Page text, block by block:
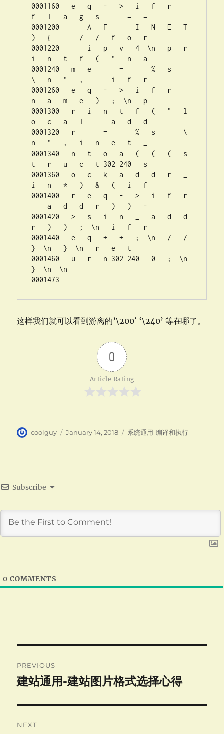
0001160   e   q   -   >   i   f   r   _
f   l   a   g   s       =   =
0001200       A   F   _   I   N   E   T
)   {       /   /   f   o   r
0001220       i   p   v   4  \n   p   r
i   n   t   f   (   "   n   a
0001240   m   e       =       %   s
\   n   "   ,       i   f   r
0001260   e   q   -   >   i   f   r   _
n   a   m   e   )   ;  \n   p
0001300   r   i   n   t   f   (   "   l
o   c   a   l       a   d   d
0001320   r       =       %   s       \
n   "   ,   i   n   e   t   _
0001340   n   t   o   a   (   (   (   s
t   r   u   c   t 302 240   s
0001360   o   c   k   a   d   d   r   _
i   n   *   )   &   (   i   f
0001400   r   e   q   -   >   i   f   r
_   a   d   d   r   )   )   -
0001420   >   s   i   n   _   a   d   d
r   )   )   ;  \n   i   f   r
0001440   e   q   +   +   ;  \n   /   /
}  \n   }  \n   r   e   t
0001460   u   r   n 302 240   0   ;  \n
}  \n  \n
0001473
这样我们就可以看到游离的’\200′ ‘\240’ 等在哪了。
0
Article Rating
Author
coolguy
Posted
January 14, 2018 Categories
系统通用-编译和执行
Subscribe
0 COMMENTS
navigation
PREVIOUS
Previous
建站通用-建站图片格式选择心得
NEXT